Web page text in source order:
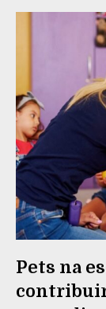
Pets na
contribuir